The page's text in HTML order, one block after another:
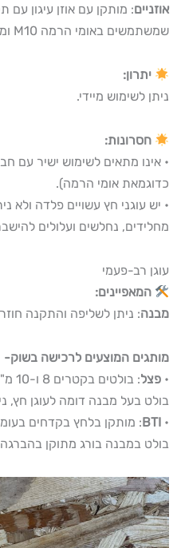
אוזניים: מותקן עם אוזן עיגון עם
שמשתמשים באומי הרמה M10 ומעלה.
יתרון:
ניתן לשימוש מיידי.
חסרונות:
• אינו מתאים לשימוש ישיר עם
כדוגמאת אומי הרמה).
• יש עוגני חץ עשויים פלדה ולא
מחלידים, נחלשים ועלולים
עוגן רב-פעמי
המאפיינים:
מבנה: ניתן לשליפה והתקנה
מותגים המוצעים לרכישה בשוק-
• פצל: בולטים בקטרים 8 ו-10 מ"מ.
בולט בעל מבנה דומה לעוגן חץ,
•
BTI: מותקן בלחץ בקדחים בעומק 10
בולט במבנה בורג מתוקן